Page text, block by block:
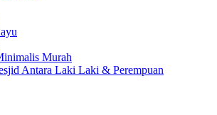
Murah
Antara Laki Laki & Perempuan